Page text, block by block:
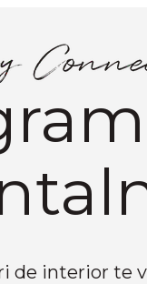
de interior te